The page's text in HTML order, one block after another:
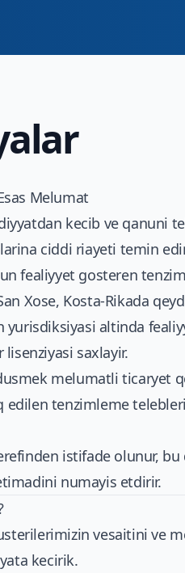
Melumat
kecib ve qanuni
ciddi riayeti temin
fealiyyet gosteren
Xose, Kosta-Rikada
altinda
saxlayir.
melumatli ticaryet
tenzimleme
istifade olunur,
numayis etdirir.
vesaitini ve
kecirik.